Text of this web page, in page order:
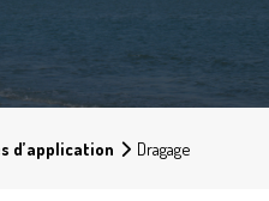
d’application Dragage